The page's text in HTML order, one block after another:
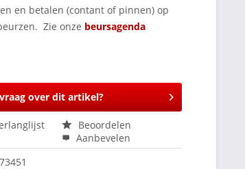
en betalen (contant of pinnen) op
Zie onze beursagenda
over dit artikel?
Beoordelen
Aanbevelen